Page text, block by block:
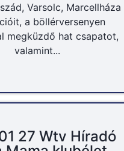
Varsolc, Marcellháza
a böllérversenyen
megküzdő hat csapatot,
valamint...
27 Wtv Híradó